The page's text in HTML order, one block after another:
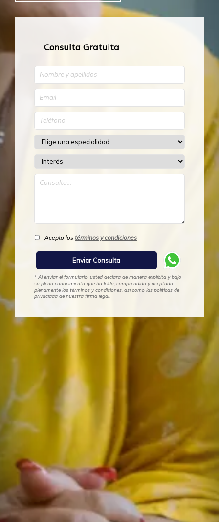
Consulta Gratuita
Acepto los términos y condiciones
* Al enviar el formulario, usted declara de manera explícita y bajo
su pleno conocimiento que ha leído, comprendido y aceptado
plenamente los términos y condiciones, así como las políticas de
privacidad de nuestra firma legal.